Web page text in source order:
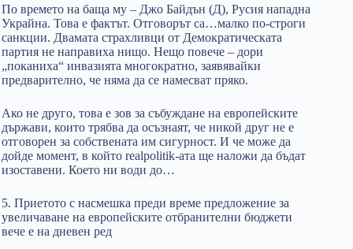
По времето на баща му – Джо Байдън (Д), Русия нападна
Украйна. Това е фактът. Отговорът са…малко по-строги
санкции. Двамата страхливци от Демократическата
партия не направиха нищо. Нещо повече – дори
„поканиха“ инвазията многократно, заявявайки
предварително, че няма да се намесват пряко.
Ако не друго, това е зов за събуждане на европейските
държави, които трябва да осъзнаят, че никой друг не е
отговорен за собствената им сигурност. И че може да
дойде момент, в който realpolitik-aта ще наложи да бъдат
изоставени. Което ни води до…
5. Приетото с насмешка преди време предложение за
увеличаване на европейските отбранителни бюджети
вече е на дневен ред